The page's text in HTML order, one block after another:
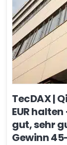
TecDAX |
EUR
gut, sehr
Gewinn